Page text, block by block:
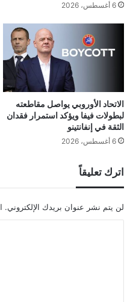
6 أغسطس، 2026
الاتحاد الأوروبي يواصل مقاطعته
لبطولات فيفا ويؤكد استمرار فقدان
الثقة في إنفانتينو
6 أغسطس، 2026
اترك تعليقاً
لن يتم نشر عنوان بريدك الإلكتروني.